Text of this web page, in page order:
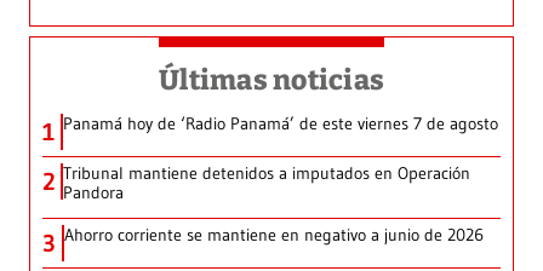
Últimas noticias
1 Panamá hoy de ‘Radio Panamá’ de este viernes 7 de agosto
2 Tribunal mantiene detenidos a imputados en Operación
Pandora
3 Ahorro corriente se mantiene en negativo a junio de 2026